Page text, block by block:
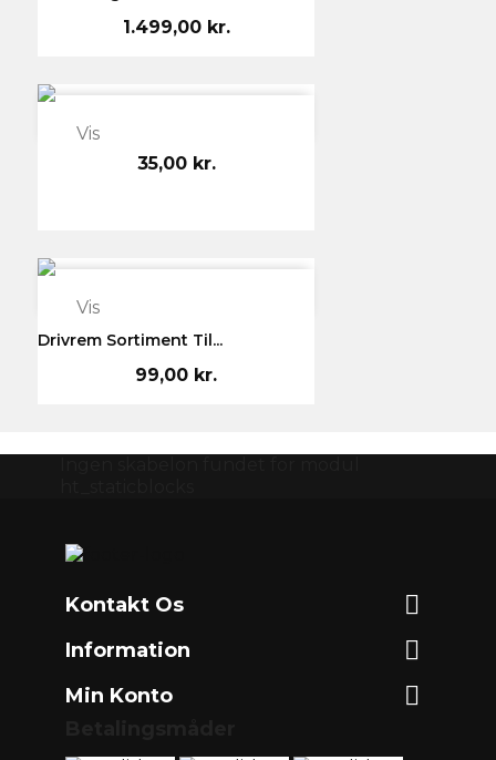
1.499,00 kr.
Vis
35,00 kr.
Vis
Drivrem Sortiment Til...
99,00 kr.
Kontakt Os 
Information 
Min Konto 